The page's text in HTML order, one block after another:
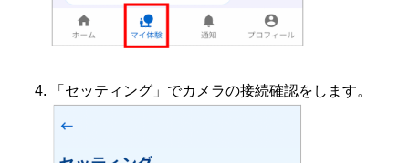
「セッティング」でカメラの接続確認をします。